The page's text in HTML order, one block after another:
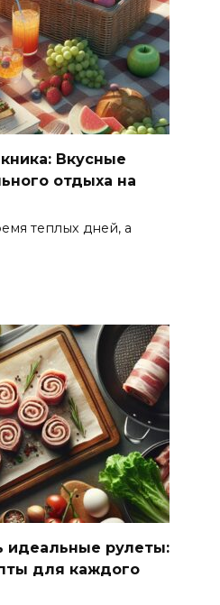
Вкусные
отдыха на
теплых дней, а
идеальные рулеты:
для каждого